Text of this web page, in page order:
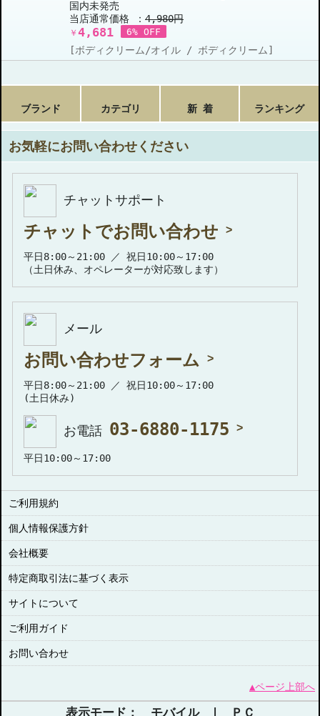
国内未発売
当店通常価格 ： 4,980円
￥ 4,681 6% OFF
[ボディクリーム/オイル / ボディクリーム]
ブランド カテゴリ 新 着 ランキング
お気軽にお問い合わせください
チャットサポート
チャットでお問い合わせ
平日8:00～21:00 ／ 祝日10:00～17:00
（土日休み、オペレーターが対応致します）
メール
お問い合わせフォーム
平日8:00～21:00 ／ 祝日10:00～17:00
(土日休み)
お電話 03-6880-1175
平日10:00～17:00
ご利用規約
個人情報保護方針
会社概要
特定商取引法に基づく表示
サイトについて
ご利用ガイド
お問い合わせ
▲ページ上部へ
表示モード： モバイル | ＰＣ